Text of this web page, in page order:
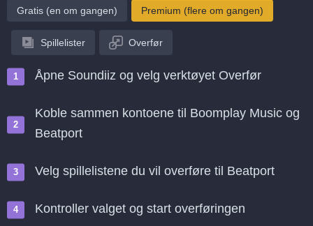
Gratis (en om gangen) Premium (flere om gangen)
Spillelister Overfør
Åpne Soundiiz og velg verktøyet Overfør
Koble sammen kontoene til Boomplay Music og
Beatport
Velg spillelistene du vil overføre til Beatport
Kontroller valget og start overføringen